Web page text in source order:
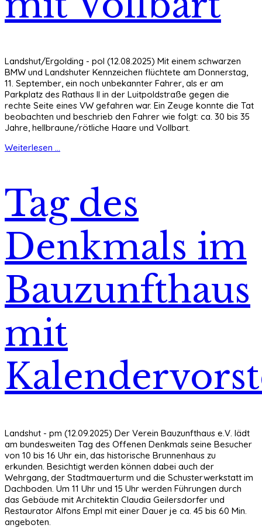
Landshut/Ergolding - pol (12.08.2025) Mit einem schwarzen
BMW und Landshuter Kennzeichen flüchtete am Donnerstag,
11. September, ein noch unbekannter Fahrer, als er am
Parkplatz des Rathaus II in der Luitpoldstraße gegen die
rechte Seite eines VW gefahren war. Ein Zeuge konnte die Tat
beobachten und beschrieb den Fahrer wie folgt: ca. 30 bis 35
Jahre, hellbraune/rötliche Haare und Vollbart.
Weiterlesen ...
Tag des
Denkmals im
Bauzunfthaus
mit
Landshut - pm (12.09.2025) Der Verein Bauzunfthaus e.V. lädt
am bundesweiten Tag des Offenen Denkmals seine Besucher
von 10 bis 16 Uhr ein, das historische Brunnenhaus zu
erkunden. Besichtigt werden können dabei auch der
Wehrgang, der Stadtmauerturm und die Schusterwerkstatt im
Dachboden. Um 11 Uhr und 15 Uhr werden Führungen durch
das Gebäude mit Architektin Claudia Geilersdorfer und
Restaurator Alfons Empl mit einer Dauer je ca. 45 bis 60 Min.
angeboten.